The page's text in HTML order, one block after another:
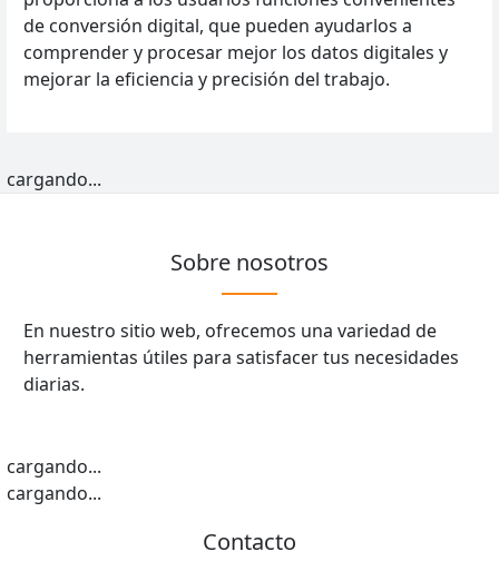
de conversión digital, que pueden ayudarlos a
comprender y procesar mejor los datos digitales y
mejorar la eficiencia y precisión del trabajo.
cargando...
Sobre nosotros
En nuestro sitio web, ofrecemos una variedad de
herramientas útiles para satisfacer tus necesidades
diarias.
cargando...
cargando...
Contacto